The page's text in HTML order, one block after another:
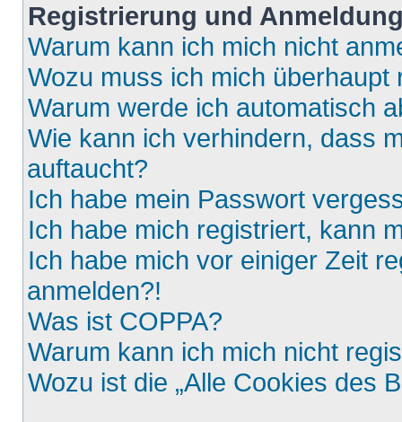
Registrierung und
Warum kann ich mich nicht
Wozu muss ich mich überhaupt
Warum werde ich automatisch
Wie kann ich verhindern, dass
auftaucht?
Ich habe mein Passwort
Ich habe mich registriert, kann
Ich habe mich vor einiger Zeit
anmelden?!
Was ist COPPA?
Warum kann ich mich nicht
Wozu ist die „Alle Cookies des